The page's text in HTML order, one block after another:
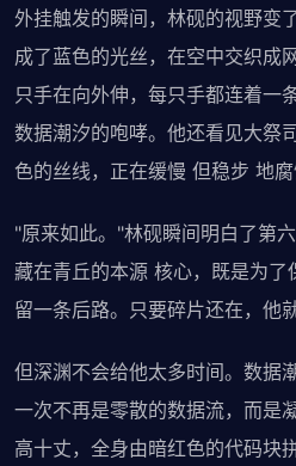
外挂触发的瞬间，林砚的视野变
成了蓝色的光丝，在空中交织成
只手在向外伸，每只手都连着一
数据潮汐的咆哮。他还看见大祭
色的丝线，正在缓慢 但稳步 地腐
"原来如此。"林砚瞬间明白了第
藏在青丘的本源 核心，既是为
留一条后路。只要碎片还在，他
但深渊不会给他太多时间。数据
一次不再是零散的数据流，而是
高十丈，全身由暗红色的代码块